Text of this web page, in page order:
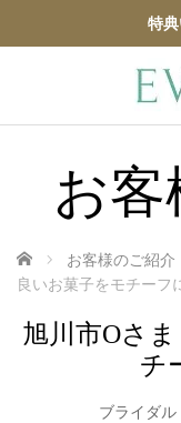
特
お
ホーム お客様のご紹介
良いお菓子をモチーフ
旭川市Oさ
チ
ブライダル